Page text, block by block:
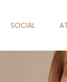
SOCIAL